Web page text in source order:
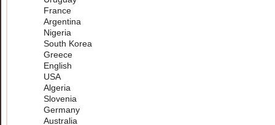
France
Argentina
Nigeria
South Korea
Greece
English
USA
Algeria
Slovenia
Germany
Australia